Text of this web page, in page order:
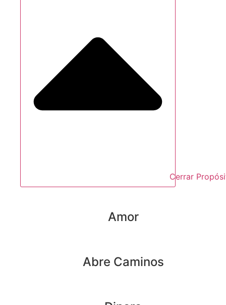
Cerrar
Amor
Abre Caminos